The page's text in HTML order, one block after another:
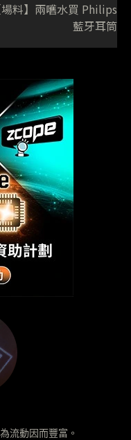
場料】兩嚿水買 Philips
藍牙耳筒
流動因而豐富。